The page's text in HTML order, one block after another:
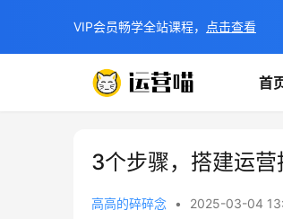
首
3个步骤，搭建运营
高高的碎碎念 • 2025-03-04
VIP会员畅学全站课程， 点击查看